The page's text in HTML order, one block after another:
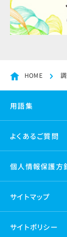
HOME
用語集
よくあるご質問
個人情報保護方
サイトマップ
サイトポリシー